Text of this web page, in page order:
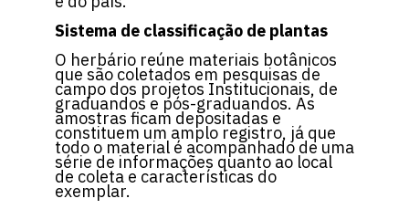
Sistema de classificação de plantas
O herbário reúne materiais botânicos
que são coletados em pesquisas de
campo dos projetos Institucionais, de
graduandos e pós-graduandos. As
amostras ficam depositadas e
constituem um amplo registro, já que
todo o material é acompanhado de uma
série de informações quanto ao local
de coleta e características do
exemplar.